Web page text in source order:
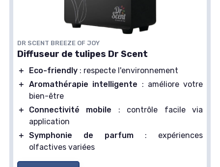
DR SCENT BREEZE OF JOY
Diffuseur de tulipes Dr Scent
＋ Eco-friendly : respecte l'environnement
＋ Aromathérapie intelligente : améliore votre
bien-être
＋
Connectivité mobile : contrôle facile via
application
＋ Symphonie de parfum : expériences
olfactives variées